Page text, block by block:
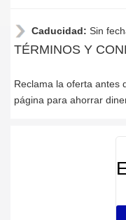
Caducidad: Sin
TÉRMINOS Y
Reclama la oferta antes
página para ahorrar